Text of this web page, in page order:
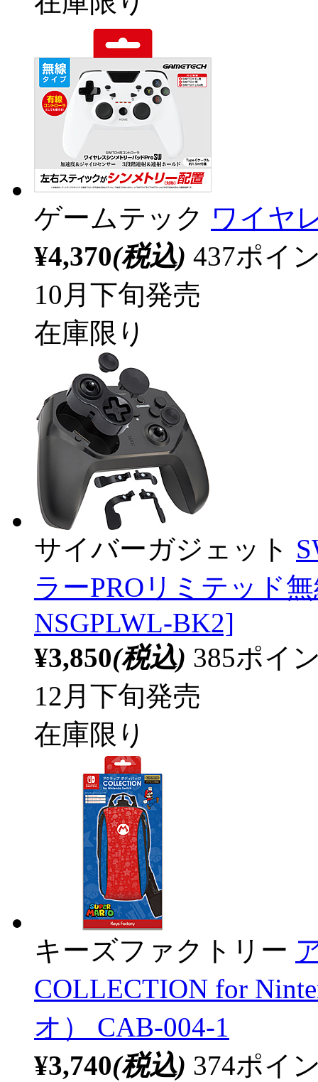
ゲームテック ワイヤ
¥4,370(税込) 437ポイ
10月下旬発売
在庫限り
サイバーガジェット
ラーPROリミテッド
NSGPLWL-BK2]
¥3,850(税込) 385ポイ
12月下旬発売
在庫限り
キーズファクトリー
COLLECTION for
オ） CAB-004-1
¥3,740(税込) 374ポイ